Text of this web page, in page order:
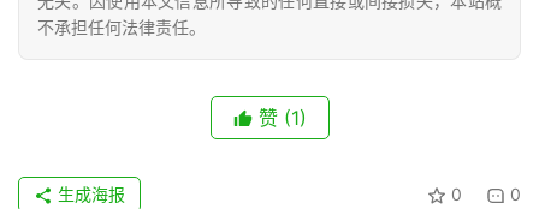
不承担任何法律责任。
赞 (1)
0 0
生成海报